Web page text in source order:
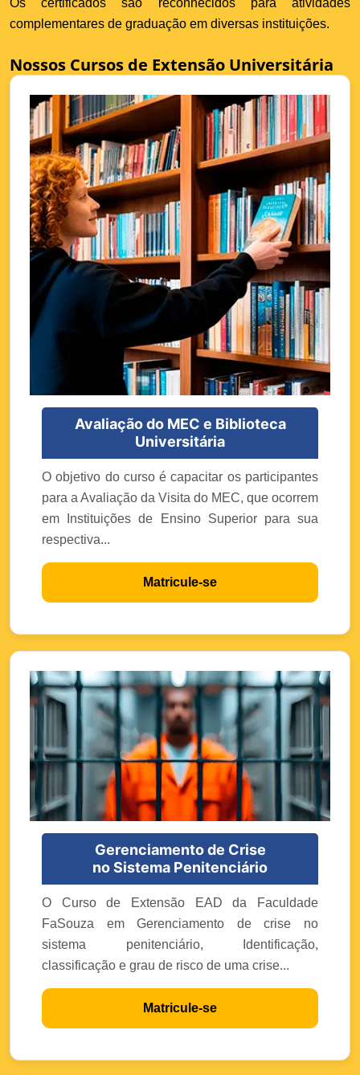
Os certificados são reconhecidos para atividades
complementares de graduação em diversas instituições.
Nossos Cursos de Extensão Universitária
Avaliação do MEC e Biblioteca
Universitária
O objetivo do curso é capacitar os participantes
para a Avaliação da Visita do MEC, que ocorrem
em Instituições de Ensino Superior para sua
respectiva...
Matricule-se
Gerenciamento de Crise
no Sistema Penitenciário
O Curso de Extensão EAD da Faculdade
FaSouza em Gerenciamento de crise no
sistema penitenciário, Identificação,
classificação e grau de risco de uma crise...
Matricule-se